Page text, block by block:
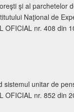
şi al parchetelor
Naţional de
OFICIAL nr. 408 din
unitar de
OFICIAL nr. 852 din